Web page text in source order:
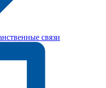
связи